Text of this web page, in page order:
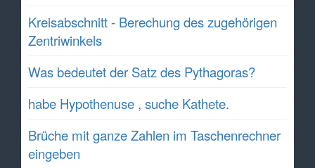
Kreisabschnitt - Berechung des zugehörigen
Zentriwinkels
Was bedeutet der Satz des Pythagoras?
habe Hypothenuse , suche Kathete.
Brüche mit ganze Zahlen im Taschenrechner
eingeben